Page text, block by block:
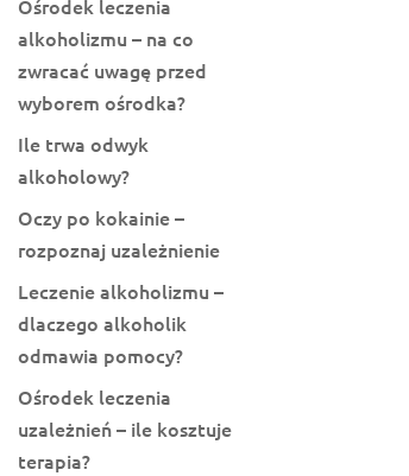
Ośrodek leczenia
alkoholizmu – na co
zwracać uwagę przed
wyborem ośrodka?
Ile trwa odwyk
alkoholowy?
Oczy po kokainie –
rozpoznaj uzależnienie
Leczenie alkoholizmu –
dlaczego alkoholik
odmawia pomocy?
Ośrodek leczenia
uzależnień – ile kosztuje
terapia?